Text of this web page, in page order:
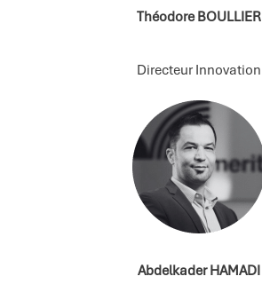
Théodore BOULLIER
Directeur Innovation
Abdelkader HAMADI